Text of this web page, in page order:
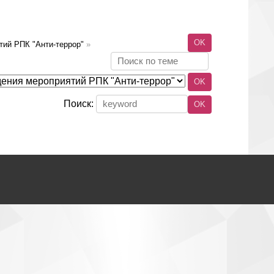
РПК "Анти-террор" »
Поиск: